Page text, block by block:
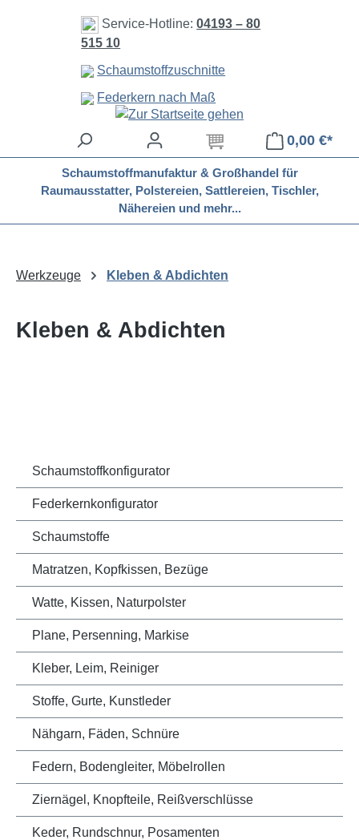
Zum Hauptinhalt springen
Service-Hotline:04193 – 80
515 10
Schaumstoffzuschnitte
Federkern nach Maß
0,00 €*
Schaumstoffmanufaktur & Großhandel für
Raumausstatter, Polstereien, Sattlereien, Tischler,
Nähereien und mehr...
Werkzeuge Kleben & Abdichten
Kleben & Abdichten
Schaumstoffkonfigurator
Federkernkonfigurator
Schaumstoffe
Matratzen, Kopfkissen, Bezüge
Watte, Kissen, Naturpolster
Plane, Persenning, Markise
Kleber, Leim, Reiniger
Stoffe, Gurte, Kunstleder
Nähgarn, Fäden, Schnüre
Federn, Bodengleiter, Möbelrollen
Ziernägel, Knopfteile, Reißverschlüsse
Keder, Rundschnur, Posamenten